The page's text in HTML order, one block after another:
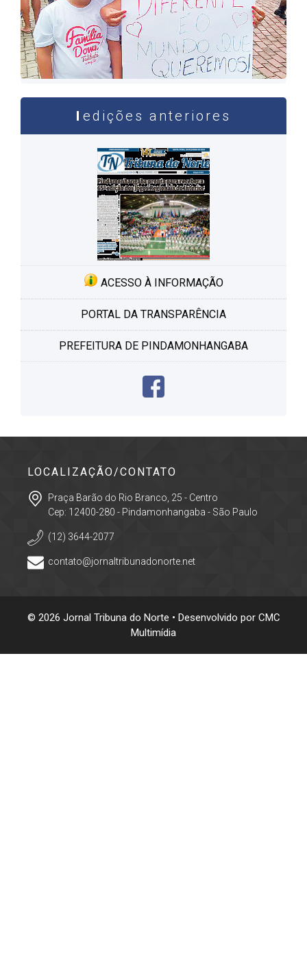
edições anteriores
ACESSO À INFORMAÇÃO
PORTAL DA TRANSPARÊNCIA
PREFEITURA DE PINDAMONHANGABA
LOCALIZAÇÃO/CONTATO
Praça Barão do Rio Branco, 25 - Centro
Cep: 12400-280 - Pindamonhangaba - São Paulo
(12) 3644-2077
contato@jornaltribunadonorte.net
© 2026 Jornal Tribuna do Norte • Desenvolvido por CMC
Multimídia